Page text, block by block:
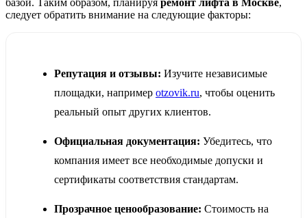
следует обратить внимание на следующие факторы:
Репутация и отзывы: Изучите независимые
площадки, например otzovik.ru, чтобы оценить
реальный опыт других клиентов.
Официальная документация: Убедитесь, что
компания имеет все необходимые допуски и
сертификаты соответствия стандартам.
Прозрачное ценообразование: Стоимость на